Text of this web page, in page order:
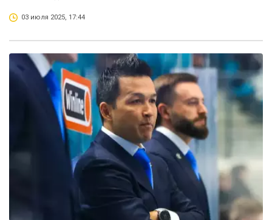
03 июля 2025, 17:44